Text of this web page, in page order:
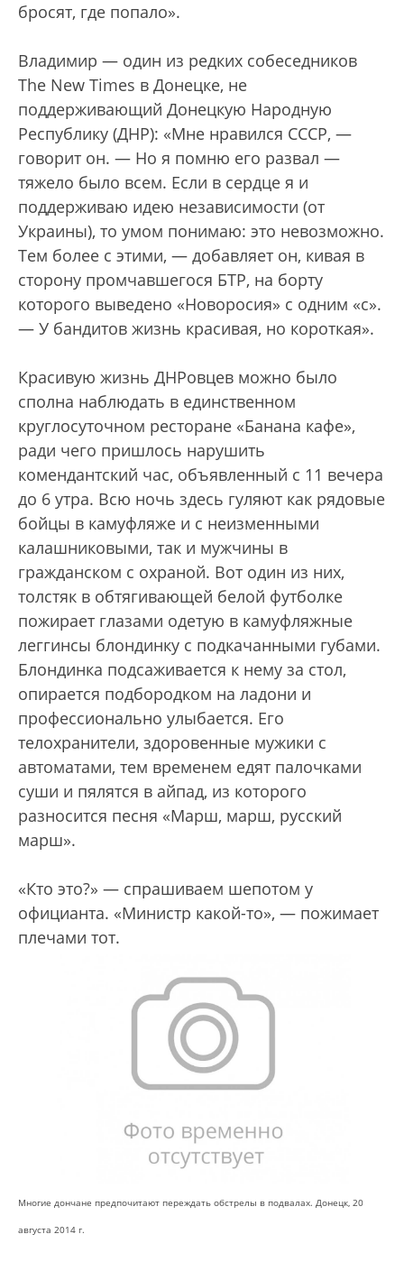
бросят, где попало».
Владимир — один из редких собеседников
The New Times в Донецке, не
поддерживающий Донецкую Народную
Республику (ДНР): «Мне нравился СССР, —
говорит он. — Но я помню его развал —
тяжело было всем. Если в сердце я и
поддерживаю идею независимости (от
Украины), то умом понимаю: это невозможно.
Тем более с этими, — добавляет он, кивая в
сторону промчавшегося БТР, на борту
которого выведено «Новоросия» с одним «с».
— У бандитов жизнь красивая, но короткая».
Красивую жизнь ДНРовцев можно было
сполна наблюдать в единственном
круглосуточном ресторане «Банана кафе»,
ради чего пришлось нарушить
комендантский час, объявленный с 11 вечера
до 6 утра. Всю ночь здесь гуляют как рядовые
бойцы в камуфляже и с неизменными
калашниковыми, так и мужчины в
гражданском с охраной. Вот один из них,
толстяк в обтягивающей белой футболке
пожирает глазами одетую в камуфляжные
леггинсы блондинку с подкачанными губами.
Блондинка подсаживается к нему за стол,
опирается подбородком на ладони и
профессионально улыбается. Его
телохранители, здоровенные мужики с
автоматами, тем временем едят палочками
суши и пялятся в айпад, из которого
разносится песня «Марш, марш, русский
марш».
«Кто это?» — спрашиваем шепотом у
официанта. «Министр какой-то», — пожимает
плечами тот.
Многие дончане предпочитают переждать обстрелы в подвалах. Донецк, 20
августа 2014 г.